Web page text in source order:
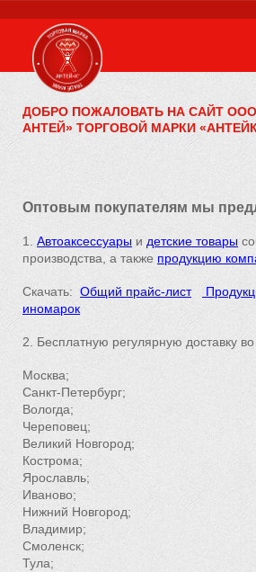
ДОБРО ПОЖАЛОВАТЬ НА САЙТ
АНТЕЙ» ТОРГОВОЙ МАРКИ
Оптовым покупателям мы
1. Автоаксессуары и детские товары
производства, а также продукцию
Скачать: Общий прайс-лист
иномарок
2. Бесплатную регулярную доставку
Москва;
Санкт-Петербург;
Вологда;
Череповец;
Великий Новгород;
Кострома;
Ярославль;
Иваново;
Нижний Новгород;
Владимир;
Смоленск;
Тула;